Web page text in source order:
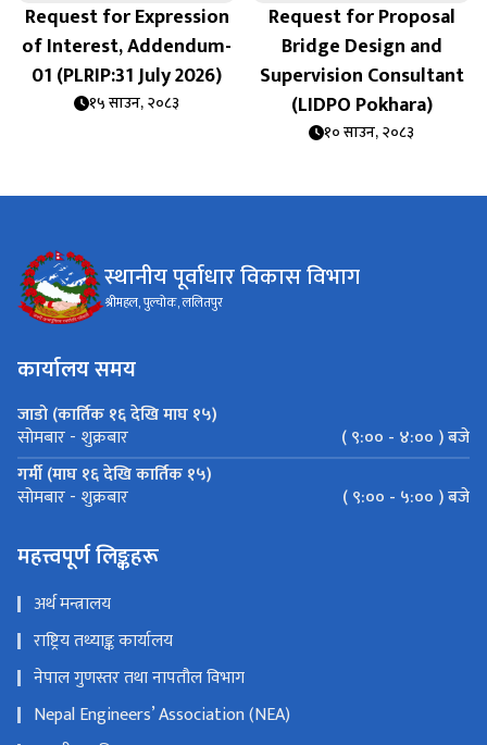
Request for Expression
of Interest, Addendum-
01 (PLRIP:31 July 2026)
१५ साउन, २०८३
Request for Proposal
Bridge Design and
Supervision Consultant
(LIDPO Pokhara)
१० साउन, २०८३
स्थानीय पूर्वाधार विकास विभाग
श्रीमहल, पुल्चोक, ललितपुर
कार्यालय समय
जाडो (कार्तिक १६ देखि माघ १५)
सोमबार - शुक्रबार
( ९:०० - ४:०० ) बजे
गर्मी (माघ १६ देखि कार्तिक १५)
सोमबार - शुक्रबार ( ९:०० - ५:०० ) बजे
महत्त्वपूर्ण लिङ्कहरू
अर्थ मन्त्रालय
राष्ट्रिय तथ्याङ्क कार्यालय
नेपाल गुणस्तर तथा नापतौल विभाग
Nepal Engineers’ Association (NEA)